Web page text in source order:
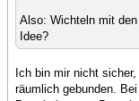
Also: Wichteln mit
Idee?
Ich bin mir nicht
räumlich gebunden.